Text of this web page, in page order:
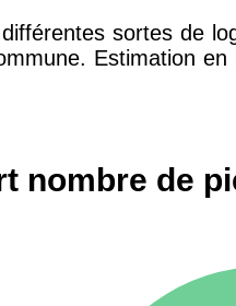
10 073 €
1 404 €
sortes de
Estimation
nombre de